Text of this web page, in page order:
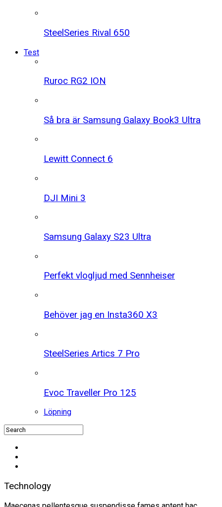
SteelSeries Rival 650
Test
Ruroc RG2 ION
Så bra är Samsung Galaxy Book3 Ultra
Lewitt Connect 6
DJI Mini 3
Samsung Galaxy S23 Ultra
Perfekt vlogljud med Sennheiser
Behöver jag en Insta360 X3
SteelSeries Artics 7 Pro
Evoc Traveller Pro 125
Löpning
Technology